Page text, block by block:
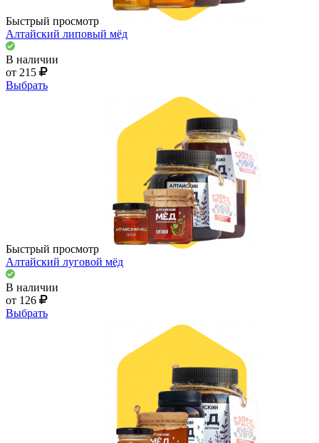
Быстрый просмотр
Алтайский липовый мёд
В наличии
от 215
Выбрать
Быстрый просмотр
Алтайский луговой мёд
В наличии
от 126
Выбрать